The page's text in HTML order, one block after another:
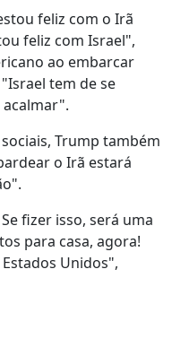
feliz com o Irã
feliz com Israel",
ao embarcar
tem de se
acalmar".
Trump também
o Irã estará
fizer isso, será uma
para casa, agora!
Unidos",